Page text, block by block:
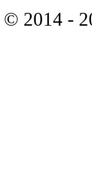
© 2014 -